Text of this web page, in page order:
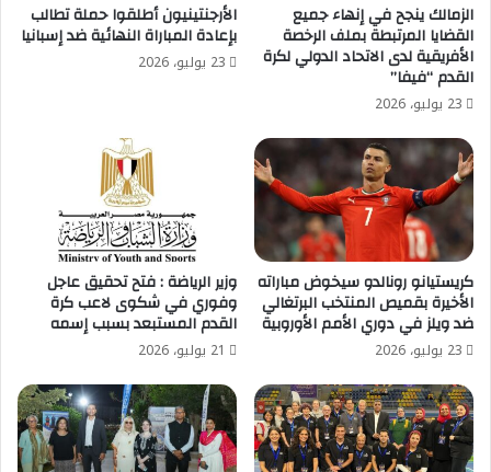
الزمالك ينجح في إنهاء جميع
القضايا المرتبطة بملف الرخصة
الأفريقية لدى الاتحاد الدولي لكرة
القدم “فيفا”
23 يوليو، 2026
الأرجنتينيون أطلقوا حملة تطالب
بإعادة المباراة النهائية ضد إسبانيا
23 يوليو، 2026
كريستيانو رونالدو سيخوض مباراته
الأخيرة بقميص المنتخب البرتغالي
ضد ويلز في دوري الأمم الأوروبية
23 يوليو، 2026
وزير الرياضة : فتح تحقيق عاجل
وفوري في شكوى لاعب كرة
القدم المستبعد بسبب إسمه
21 يوليو، 2026